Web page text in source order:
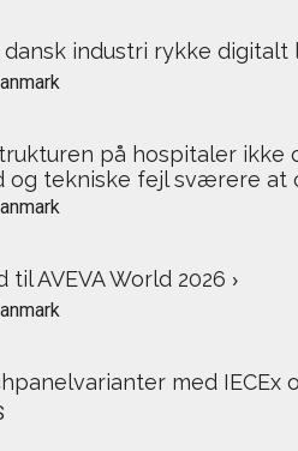
industri rykke digitalt
på hospitaler
og tekniske fejl sværere at
til AVEVA World 2026 ›
med IECEx